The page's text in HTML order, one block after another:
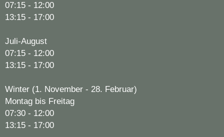
07:15 - 12:00
13:15 - 17:00
Juli-August
07:15 - 12:00
13:15 - 17:00
Winter (1. November - 28. Februar)
Montag bis Freitag
07:30 - 12:00
13:15 - 17:00